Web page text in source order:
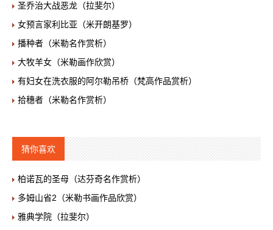
圣乔治大战恶龙（拉斐尔）
女预言家利比亚（米开朗基罗）
播种者（米勒名作赏析）
大牧羊女（米勒画作欣赏）
有妇女在洗衣服的阿尔勒吊桥（梵高作品赏析）
拾穗者（米勒名作赏析）
猜你喜欢
柏诺瓦的圣母（达芬奇名作赏析）
多姆山省2（米勒书画作品欣赏）
雅典学院（拉斐尔）